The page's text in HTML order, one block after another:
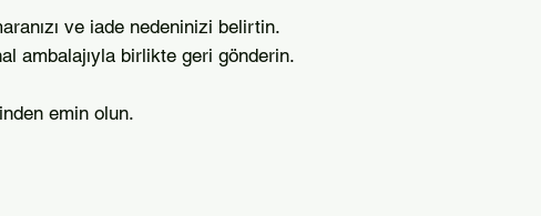
ve iade nedeninizi belirtin.
ambalajıyla birlikte geri gönderin.
emin olun.